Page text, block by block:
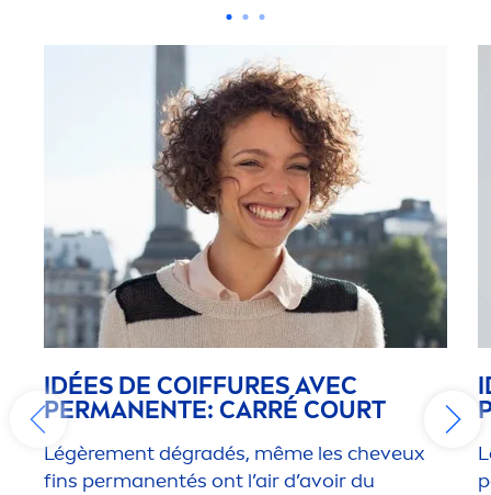
IDÉES DE COIFFURES AVEC
PERMANENTE: CARRÉ COURT
Légèrement dégradés, même les cheveux
fins permanentés ont l’air d’avoir du